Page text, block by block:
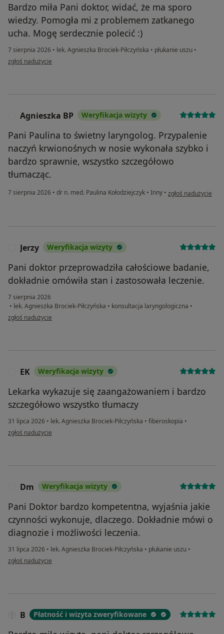
Bardzo miła Pani doktor, widać, że ma sporo
wiedzy. Pomogła mi z problemem zatkanego
ucha. Mogę serdecznie polecić :)
7 sierpnia 2026 • lek. Agnieszka Brociek-Piłczyńska • płukanie uszu •
w opinii użytkownika Katarzyna
zgłoś nadużycie
Agnieszka BP Weryfikacja wizyty
Pani Paulina to świetny laryngolog. Przypalenie
naczyń krwionośnych w nosie wykonała szybko i
bardzo sprawnie, wszystko szczegółowo
tłumacząc.
7 sierpnia 2026 • dr n. med. Paulina Kołodziejczyk • Inny • w opinii
zgłoś nadużycie
Jerzy Weryfikacja wizyty
Pani doktor przeprowadziła całościowe badanie,
dokładnie omówiła stan i zastosowała leczenie.
7 sierpnia 2026
• lek. Agnieszka Brociek-Piłczyńska • konsultacja laryngologiczna •
w opinii użytkownika Jerzy
zgłoś nadużycie
EK Weryfikacja wizyty
Lekarka wykazuje się zaangażowaniem i bardzo
szczegółowo wszystko tłumaczy
31 lipca 2026 • lek. Agnieszka Brociek-Piłczyńska • fiberoskopia •
w opinii użytkownika EK
zgłoś nadużycie
Dm Weryfikacja wizyty
Pani Doktor bardzo kompetentna, wyjaśnia jakie
czynności wykonuje, dlaczego. Dokładnie mówi o
diagnozie i możliwości leczenia.
31 lipca 2026 • lek. Agnieszka Brociek-Piłczyńska • płukanie uszu •
w opinii użytkownika Dm
zgłoś nadużycie
B Płatność i wizyta zweryfikowane